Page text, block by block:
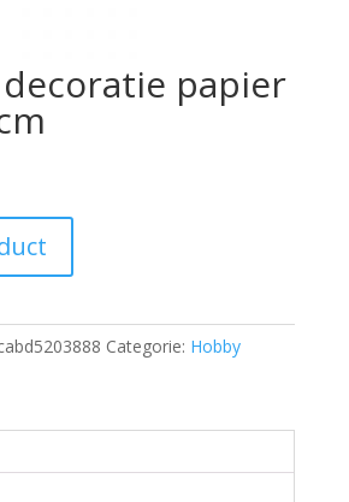
papier
Categorie: Hobby